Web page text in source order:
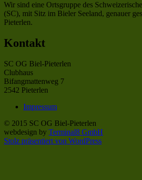
Wir sind eine Ortsgruppe des
(SC), mit Sitz im Bieler Seeland, genauer
Pieterlen.
Kontakt
SC OG Biel-Pieterlen
Clubhaus
Bifangmattenweg 7
2542 Pieterlen
Impressum
© 2015 SC OG Biel-Pieterlen
webdesign by Terminal8 GmbH
Stolz präsentiert von WordPress